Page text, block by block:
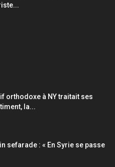
orthodoxe à NY traitait ses
la...
sefarade : « En Syrie se passe